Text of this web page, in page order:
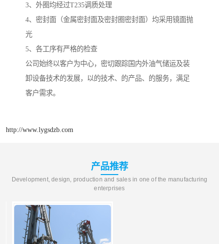
3、外圈均经过T235调质处理
4、密封面（金属密封面及密封圈密封面）均采用镜面抛
光
5、各工序有严格的检查
公司始终以客户为中心，密切跟踪国内外油气储运及装
卸设备技术的发展，以的技术、的产品、的服务，满足
客户需求。
http://www.lygsdzb.com
产品推荐
Development, design, production and sales in one of the manufacturing
enterprises